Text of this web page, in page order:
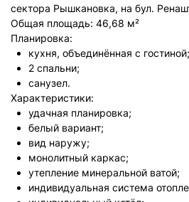
сектора Рышкановка, на бул.
Общая площадь: 46,68 м²
Планировка:
кухня, объединённая с гостиной;
2 спальни;
санузел.
Характеристики:
удачная планировка;
белый вариант;
вид наружу;
монолитный каркас;
утепление минеральной ватой;
индивидуальная система